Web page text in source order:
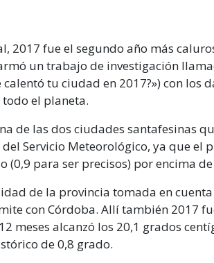
2017 fue el segundo año más
un trabajo de investigación
calentó tu ciudad en 2017?») con los
el planeta.
de las dos ciudades santafesinas
Servicio Meteorológico, ya que el
(0,9 para ser precisos) por encima
de la provincia tomada en
con Córdoba. Allí también 2017
meses alcanzó los 20,1 grados
de 0,8 grado.